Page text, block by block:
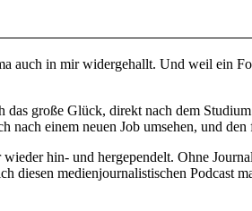
auch in mir widergehallt. Und weil ein
das große Glück, direkt nach dem
nach einem neuen Job umsehen, und
hin- und hergependelt. Ohne
diesen medienjournalistischen Podcast